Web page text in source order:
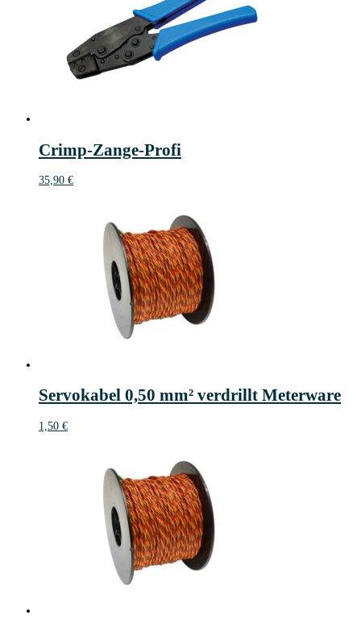
Crimp-Zange-Profi
35,90 €
Servokabel 0,50 mm² verdrillt Meterware
1,50 €